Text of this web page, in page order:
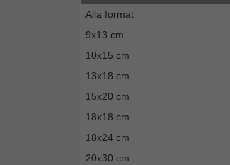
Alla format
9x13 cm
10x15 cm
13x18 cm
15x20 cm
18x18 cm
18x24 cm
20x30 cm